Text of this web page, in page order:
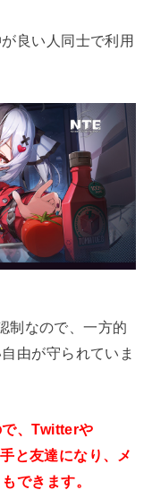
良い人同士で利用
制なので、一方的
由が守られていま
、Twitterや
と友達になり、メ
できます。